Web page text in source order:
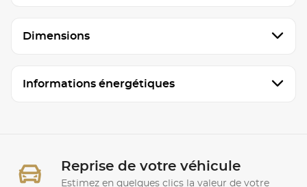
Dimensions
Informations énergétiques
Reprise de votre véhicule
Estimez en quelques clics la valeur de votre